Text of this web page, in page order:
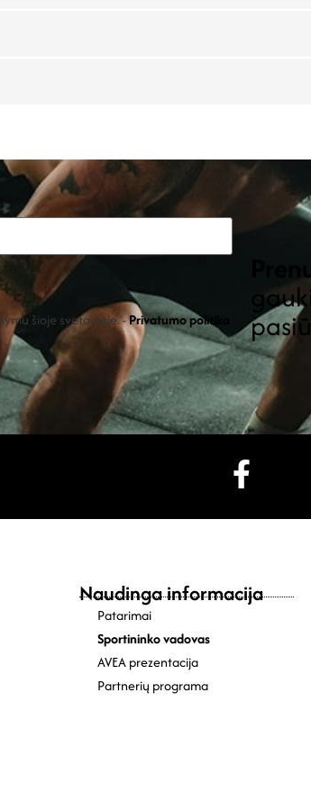
šioje svetainėje. -Privatumo politika
Naudinga informacija
Patarimai
Sportininko vadovas
AVEA prezentacija
Partnerių programa